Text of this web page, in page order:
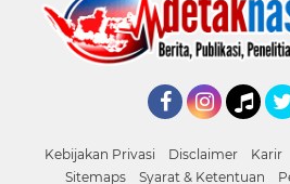
Kebijakan Privasi Disclaimer Karir
Sitemaps
Syarat & Ketentuan